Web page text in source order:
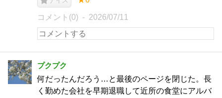
コメント(0) 2026/07/11
プクプク
何だったんだろう…と最後のページを閉じた。長
く勤めた会社を早期退職して近所の食堂にアルバ